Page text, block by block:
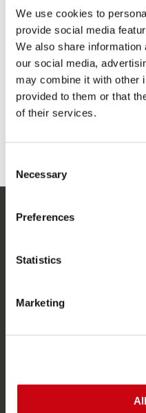
We use cookies to
provide social media
We also share
our social media,
may combine it with other
provided to them or that
of their services.
Selection
Necessary
Preferences
Statistics
Marketing
TEILE
Kundendienst
Lieferung